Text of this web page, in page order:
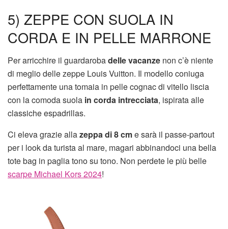
5) ZEPPE CON SUOLA IN
CORDA E IN PELLE MARRONE
Per arricchire il guardarobadelle vacanze non c’è niente
di meglio delle zeppe Louis Vuitton. Il modello coniuga
perfettamente una tomaia in pelle cognac di vitello liscia
con la comoda suola in corda intrecciata, ispirata alle
classiche espadrillas.
Ci eleva grazie allazeppa di 8 cme sarà il passe-partout
per i look da turista al mare, magari abbinandoci una bella
tote bag in paglia tono su tono. Non perdete le più belle
scarpe Michael Kors 2024!